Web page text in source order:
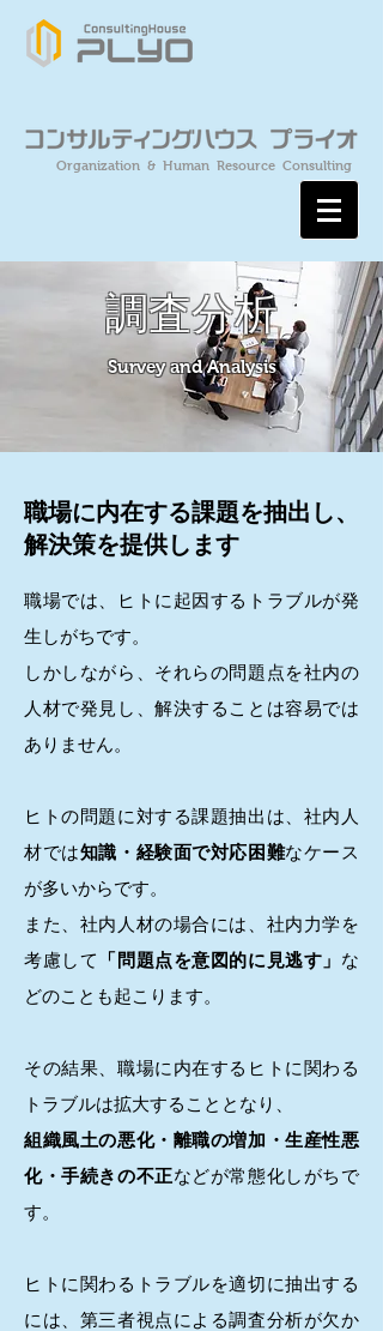
Organization & Human Resource Consulting
調査分析
Survey and Analysis
職場に内在する課題を抽出し、
解決策を提供します
職場では、ヒトに起因するトラブルが発
生しがちです。
しかしながら、それらの問題点を社内の
人材で発見し、解決することは容易では
ありません。
ヒトの問題に対する課題抽出は、社内人
材では知識・経験面で対応困難なケース
が多いからです。
また、社内人材の場合には、社内力学を
考慮して
「問題点を意図的に見逃す」 な
どのことも起こります。
その結果、職場に内在するヒトに関わる
トラブルは拡大することとなり、
組織風土の悪化・離職の増加・生産性悪
化・手続きの不正などが常態化しがちで
す。
ヒトに関わるトラブルを適切に抽出する
には、第三者視点による調査分析が欠か